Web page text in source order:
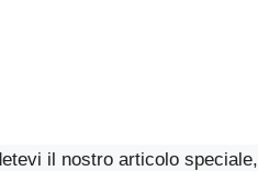
il nostro articolo speciale,